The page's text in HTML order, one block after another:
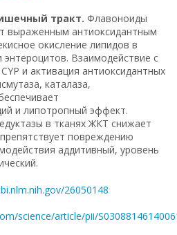
тракт. Флавоноиды
выраженным антиоксидантным
окисление липидов в
Взаимодействие с
и активация антиоксидантных
каталаза,
и липотропный эффект.
в тканях ЖКТ снижает
повреждению
аддитивный, уровень
26050148
science/article/pii/